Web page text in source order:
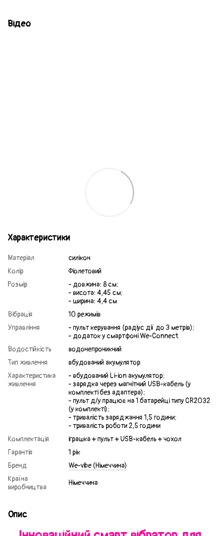
Відео
Характеристики
Матеріал
силікон
Колір
Фіолетовий
Розмір
- довжина: 8 см;
- висота: 4,45 см;
- ширина: 4,4 см
Вібрація
10 режимів
Управління
- пульт керування (радіус дії до 3 метрів);
- додаток у смартфоні We-Connect
Водостійкість
водонепроникний
Тип живлення
вбудований акумулятор
Характеристика
живлення
- вбудований Li-ion акумулятор;
- зарядка через магнітний USB-кабель (у
комплекті без адаптера);
- пульт д/у працює на 1 батарейці типу CR2032
(у комплекті);
- тривалість заряджання 1,5 години;
- тривалість роботи 2,5 години
Комплектація
іграшка + пульт + USB-кабель + чохол
Гарантія
1 рік
Бренд
We-vibe (Німеччина)
Країна
виробництва
Німеччина
Опис